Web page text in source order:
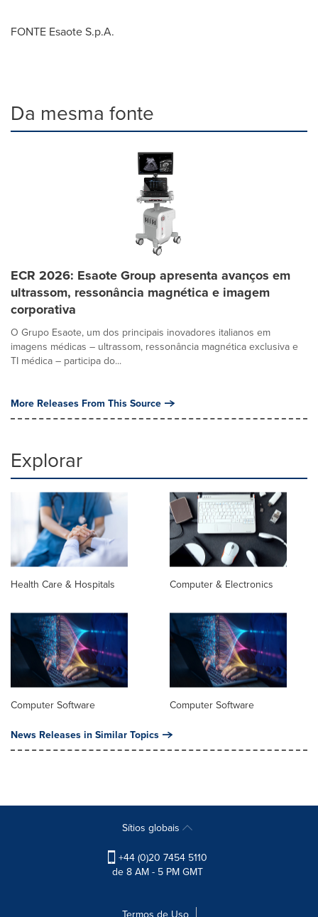
FONTE Esaote S.p.A.
Da mesma fonte
ECR 2026: Esaote Group apresenta avanços em
ultrassom, ressonância magnética e imagem
corporativa
O Grupo Esaote, um dos principais inovadores italianos em
imagens médicas – ultrassom, ressonância magnética exclusiva e
TI médica – participa do...
More Releases From This Source
Explorar
Health Care & Hospitals Computer & Electronics
Computer Software Computer Software
News Releases in Similar Topics
Sítios globais
+44 (0)20 7454 5110
de 8 AM - 5 PM GMT
Termos de Uso